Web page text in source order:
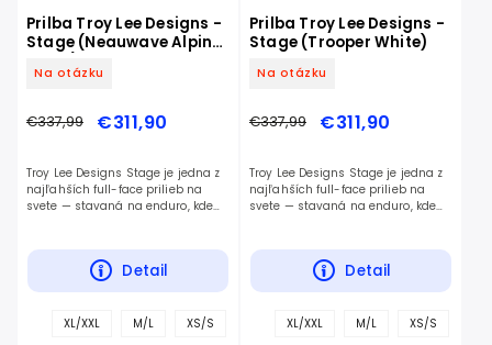
Prilba Troy Lee Designs -
Stage (Neauwave Alpine
Na otázku
€337,99 €311,90
Detail
Troy Lee Designs Stage je jedna z
najľahších full-face prilieb na
svete — stavaná na enduro, kde
XL/XXL M/L XS/S
Prilba Troy Lee Designs -
Stage (Trooper White)
Na otázku
€337,99 €311,90
Detail
Troy Lee Designs Stage je jedna z
najľahších full-face prilieb na
svete — stavaná na enduro, kde
XL/XXL M/L XS/S